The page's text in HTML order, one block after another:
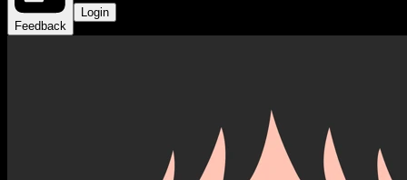
Feedback
Login